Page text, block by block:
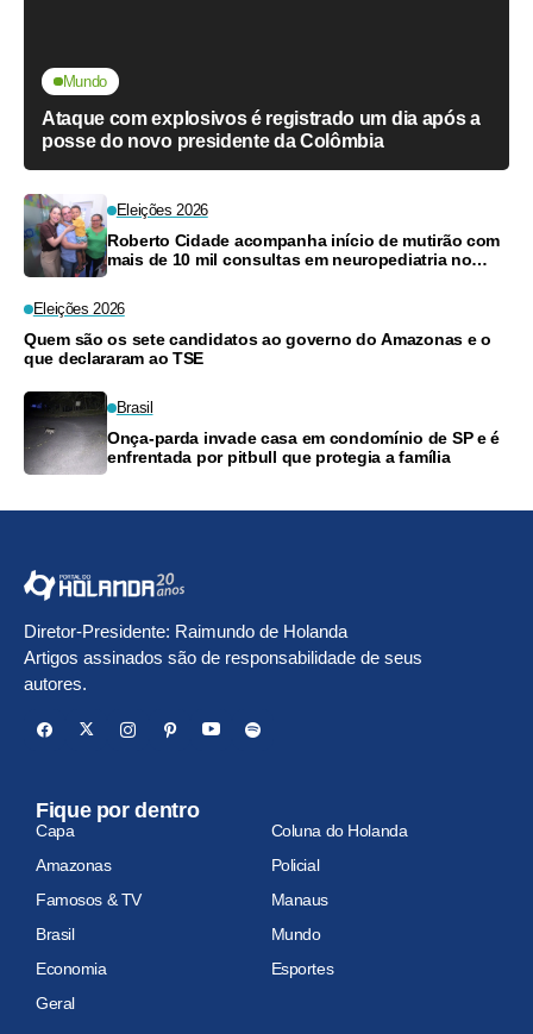
Mundo
Ataque com explosivos é registrado um dia após a
posse do novo presidente da Colômbia
Eleições 2026
Roberto Cidade acompanha início de mutirão com
mais de 10 mil consultas em neuropediatria no
Eleições 2026
Quem são os sete candidatos ao governo do Amazonas e o
que declararam ao TSE
Brasil
Onça-parda invade casa em condomínio de SP e é
enfrentada por pitbull que protegia a família
Diretor-Presidente: Raimundo de Holanda
Artigos assinados são de responsabilidade de seus
autores.
Fique por dentro
Capa
Coluna do Holanda
Amazonas
Policial
Famosos & TV
Manaus
Brasil
Mundo
Economia
Esportes
Geral